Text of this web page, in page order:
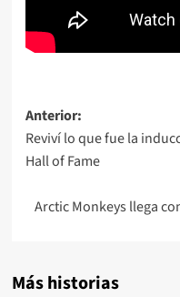
Navegación
de
entradas
Anterior:
Reviví lo que fue la
Hall of Fame
Arctic Monkeys llega
Más historias